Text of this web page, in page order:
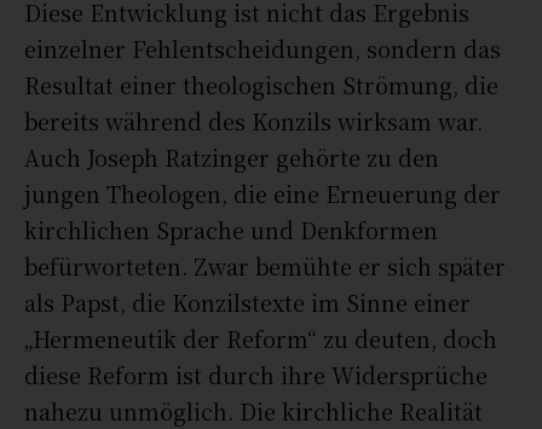
Diese Entwicklung ist nicht das Ergebnis
einzelner Fehlentscheidungen, sondern das
Resultat einer theologischen Strömung, die
bereits während des Konzils wirksam war.
Auch Joseph Ratzinger gehörte zu den
jungen Theologen, die eine Erneuerung der
kirchlichen Sprache und Denkformen
befürworteten. Zwar bemühte er sich später
als Papst, die Konzilstexte im Sinne einer
„Hermeneutik der Reform“ zu deuten, doch
diese Reform ist durch ihre Widersprüche
nahezu unmöglich. Die kirchliche Realität